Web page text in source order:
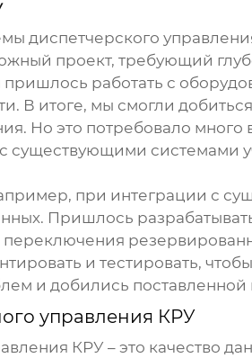
диспетчерского
проект, требующий
работать с
В итоге, мы смогли
Но это потребовало
системами
при интеграции с
Пришлось
и тестировать,
и добились поставленной
управления КРУ
КРУ – это качество